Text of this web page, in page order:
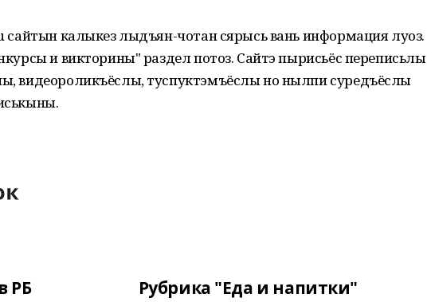
сайтын калыкез лыдъян-чотан сярысь вань информация луоз.
и викторины" раздел потоз. Сайтэ пырисьёс переписьлы
видеороликъёслы, туспуктэмъёслы но нылпи суредъёслы
РБ Рубрика "Еда и напитки"